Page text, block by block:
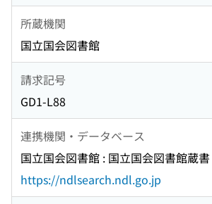
所蔵機関
国立国会図書館
請求記号
GD1-L88
連携機関・データベース
国立国会図書館 : 国立国会図書館蔵書
https://ndlsearch.ndl.go.jp